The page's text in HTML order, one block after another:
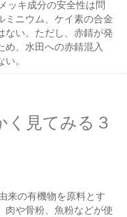
ッキ成分の安全性は問
ミニウム、ケイ素の合金
ない。ただし、赤錆が発
め、水田への赤錆混入
。
く見てみる３
来の有機物を原料とす
肉や骨粉、魚粉などが使